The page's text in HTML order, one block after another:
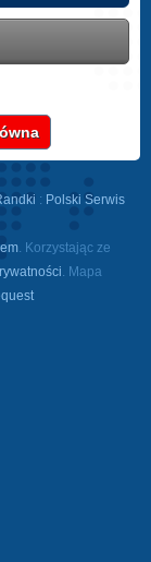
: Polski Serwis
. Korzystając ze
. Mapa